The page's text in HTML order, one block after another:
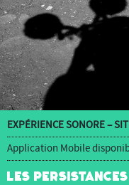
EXPÉRIENCE SONORE –
Application Mobile
Les